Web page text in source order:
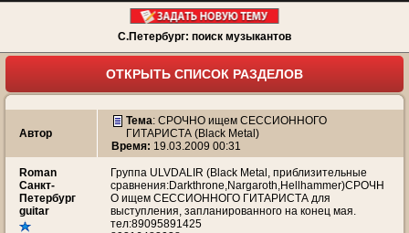
С.Петербург: поиск музыкантов
ОТКРЫТЬ СПИСОК РАЗДЕЛОВ
Автор
Тема: СРОЧНО ищем СЕССИОННОГО
ГИТАРИСТА (Black Metal)
Время: 19.03.2009 00:31
Roman
Санкт-
Петербург
guitar
Группа ULVDALIR (Black Metal, приблизительные
сравнения:Darkthrone,Nargaroth,Hellhammer)СРОЧН
О ищем СЕССИОННОГО ГИТАРИСТА для
выступления, запланированного на конец мая.
тел:89095891425